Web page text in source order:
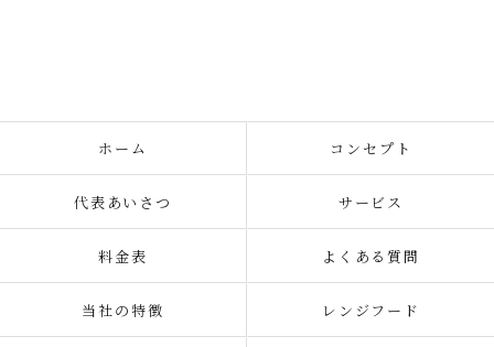
ホーム コンセプト
代表あいさつ サービス
料金表 よくある質問
当社の特徴 レンジフード